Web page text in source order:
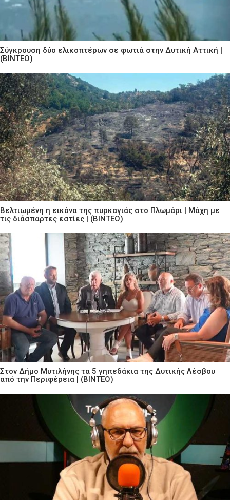
Σύγκρουση δύο ελικοπτέρων σε φωτιά στην Δυτική Αττική |
(ΒΙΝΤΕΟ)
Βελτιωμένη η εικόνα της πυρκαγιάς στο Πλωμάρι | Μάχη με
τις διάσπαρτες εστίες | (ΒΙΝΤΕΟ)
Στον Δήμο Μυτιλήνης τα 5 γηπεδάκια της Δυτικής Λέσβου
από την Περιφέρεια | (ΒΙΝΤΕΟ)